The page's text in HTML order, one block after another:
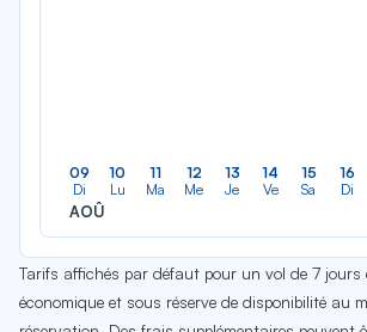
09
Di
AOÛ
10
Lu
11
Ma
12
Me
13
Je
14
Ve
15
Sa
16
Di
Tarifs affichés par défaut pour un vol de 7 jours
économique et sous réserve de disponibilité au